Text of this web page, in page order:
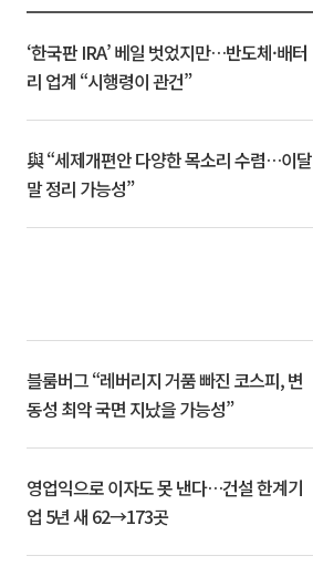
‘한국판 IRA’ 베일 벗었지만…반도체·배터
리 업계 “시행령이 관건”
與 “세제개편안 다양한 목소리 수렴…이달
말 정리 가능성”
블룸버그 “레버리지 거품 빠진 코스피, 변
동성 최악 국면 지났을 가능성”
영업익으로 이자도 못 낸다…건설 한계기
업 5년 새 62→173곳